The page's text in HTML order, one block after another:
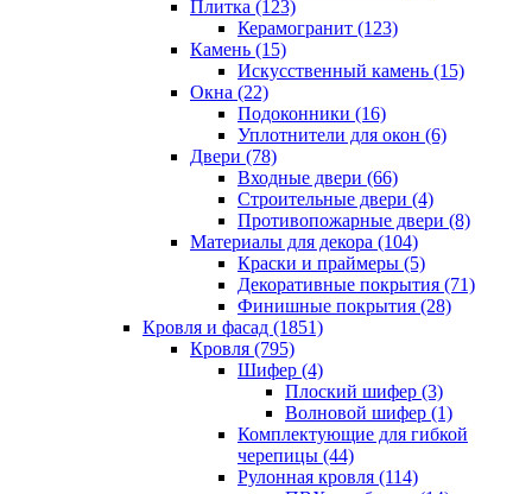
Плитка (123)
Керамогранит (123)
Камень (15)
Искусственный камень (15)
Окна (22)
Подоконники (16)
Уплотнители для окон (6)
Двери (78)
Входные двери (66)
Строительные двери (4)
Противопожарные двери (8)
Материалы для декора (104)
Краски и праймеры (5)
Декоративные покрытия (71)
Финишные покрытия (28)
Кровля и фасад (1851)
Кровля (795)
Шифер (4)
Плоский шифер (3)
Волновой шифер (1)
Комплектующие для гибкой
черепицы (44)
Рулонная кровля (114)